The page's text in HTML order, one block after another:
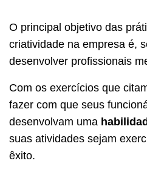
O principal objetivo das
criatividade na empresa é,
desenvolver profissionais
Com os exercícios que
fazer com que seus
desenvolvam uma
suas atividades sejam
êxito.